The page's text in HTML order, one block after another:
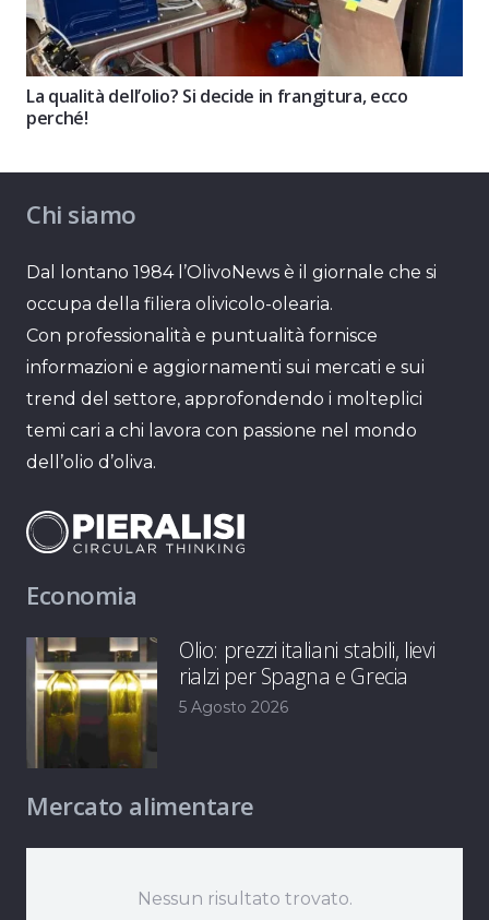
La qualità dell’olio? Si decide in frangitura, ecco
perché!
Chi siamo
Dal lontano 1984 l’OlivoNews è il giornale che si
occupa della filiera olivicolo-olearia.
Con professionalità e puntualità fornisce
informazioni e aggiornamenti sui mercati e sui
trend del settore, approfondendo i molteplici
temi cari a chi lavora con passione nel mondo
dell’olio d’oliva.
Economia
Olio: prezzi italiani stabili, lievi
rialzi per Spagna e Grecia
5 Agosto 2026
Mercato alimentare
Nessun risultato trovato.